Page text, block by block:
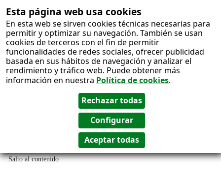
Esta página web usa cookies
En esta web se sirven cookies técnicas necesarias para
permitir y optimizar su navegación. También se usan
cookies de terceros con el fin de permitir
funcionalidades de redes sociales, ofrecer publicidad
basada en sus hábitos de navegación y analizar el
rendimiento y tráfico web. Puede obtener más
información en nuestra Política de cookies.
Salto al contenido